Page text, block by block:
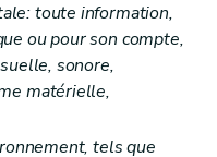
compétente
toute information,
ou pour son compte,
sonore,
matérielle,
tels que